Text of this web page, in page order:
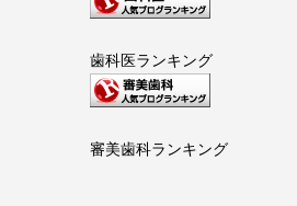
歯科医ランキング
審美歯科ランキング